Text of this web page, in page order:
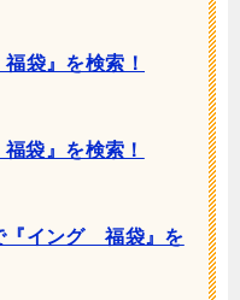
袋』を検索！
袋』を検索！
『イング 福袋』を